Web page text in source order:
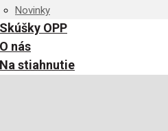
Novinky
Skúšky OPP
O nás
Na stiahnutie